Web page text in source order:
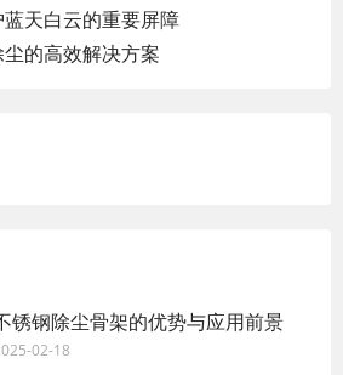
天白云的重要屏障
的高效解决方案
锈钢除尘骨架的优势与应用前景
02-18